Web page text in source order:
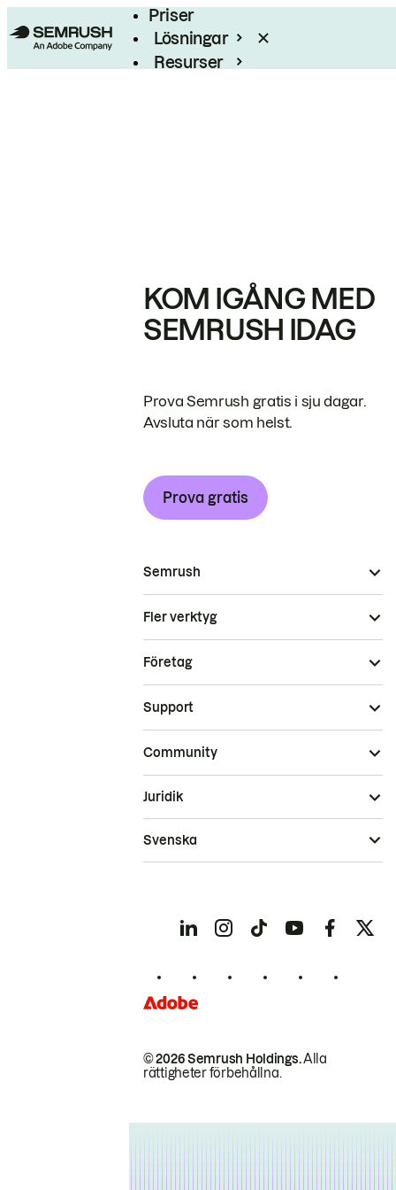
Priser
Lösningar
Resurser
KOM IGÅNG MED
SEMRUSH IDAG
Prova Semrush gratis i sju dagar.
Avsluta när som helst.
Prova gratis
Semrush
Fler verktyg
Företag
Support
Community
© 2026 Semrush Holdings.Alla
rättigheter förbehållna.
Juridik
Svenska